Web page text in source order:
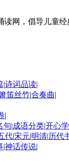
网，倡导儿童
|诗词品读|
笛丝竹|合奏曲|
|
句|成语分类|开心
代|宋元|明清|历代
|神话传说|